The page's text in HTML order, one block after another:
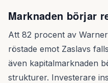
Marknaden börjar
Att 82 procent av
röstade emot Zaslavs
även kapitalmarknaden
strukturer. Investerare